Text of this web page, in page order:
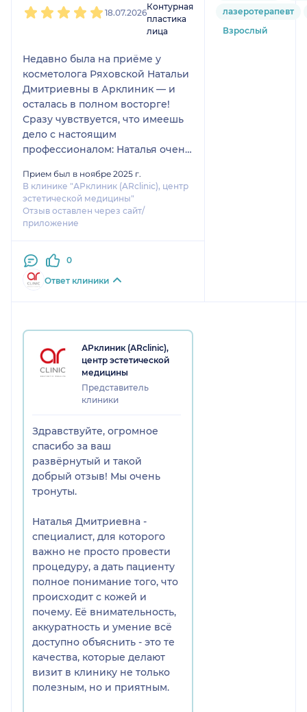
18.07.2026
Контурная
пластика
лица
Недавно была на приёме у
косметолога Ряховской Натальи
Дмитриевны в Арклиник — и
осталась в полном восторге!
Сразу чувствуется, что имеешь
дело с настоящим
профессионалом: Наталья очень
спокойно и аккуратно, без
лишней спешки.
Особенно понравилось, что она
не просто выполняет
рассказывает, что и зачем
делает, объясняет особенности
кожи и даёт понятные
наглядно — так гораздо легче
разобраться и потом правильно
ухаживать за кожей дома.
После процедур кожа выглядит
заметно лучше: более ровная,
свежая, ухоженная. При этом
раздражения — видно, что
специалист строго соблюдает
все протоколы и использует
правильные техники.
Очень ценю такой грамотный,
уровень экспертизы.
Однозначно рекомендую
Наталью как высококлассного
косметолога — с ней чувствуешь
себя в надёжных руках! 😊
Прием был в ноябре 2025 г.
В клинике "АРклиник (ARсlinic), центр
эстетической медицины"
Отзыв оставлен через сайт/
приложение
0
Ответ клиники
лазеротерапевт
Взрослый
АРклиник (ARсlinic),
центр эстетической
медицины
Представитель
клиники
Здравствуйте, огромное
спасибо за ваш
развёрнутый и такой
добрый отзыв! Мы очень
тронуты.
Наталья Дмитриевна -
специалист, для которого
важно не просто провести
процедуру, а дать пациенту
полное понимание того, что
происходит с кожей и
почему. Её внимательность,
аккуратность и умение всё
доступно объяснить - это те
качества, которые делают
визит в клинику не только
полезным, но и приятным.